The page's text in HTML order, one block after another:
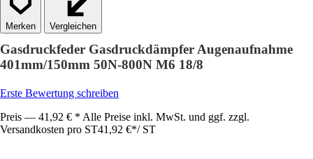
Vergleichen
Gasdruckfeder Gasdruckdämpfer Augenaufnahme
401mm/150mm 50N-800N M6 18/8
Erste Bewertung schreiben
Preis — 41,92 € * Alle Preise inkl. MwSt. und ggf. zzgl.
Versandkosten pro ST41,92 €*/ ST